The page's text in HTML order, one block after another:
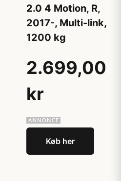
2.0 4 Motion, R,
2017-, Multi-link,
1200 kg
2.699,00
kr
Køb her